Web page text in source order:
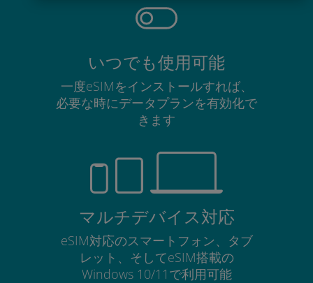
いつでも使用可能
一度eSIMをインストールすれば、
必要な時にデータプランを有効化で
きます
マルチデバイス対応
eSIM対応のスマートフォン、タブ
レット、そしてeSIM搭載の
Windows 10/11で利用可能